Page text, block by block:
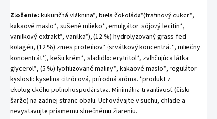
Zloženie: kukuričná vláknina*, biela čokoláda*(trstinový cukor*,
kakaové maslo*, sušené mlieko*, emulgátor: sójový lecitín*,
vanilkový extrakt*, vanilka*), (12 %) hydrolyzovaný grass-fed
kolagén, (12 %) zmes proteínov* (srvátkový koncentrát*, mliečny
koncentrát*), kešu krém*, sladidlo: erytritol*, zvlhčujúca látka:
glycerol*, (5 %) lyofilizované maliny*, kakaové maslo*, regulátor
kyslosti: kyselina citrónová, prírodná aróma. *produkt z
ekologického poľnohospodárstva. Minimálna trvanlivosť (číslo
šarže) na zadnej strane obalu. Uchovávajte v suchu, chlade a
nevystavujte priamemu slnečnému žiareniu.